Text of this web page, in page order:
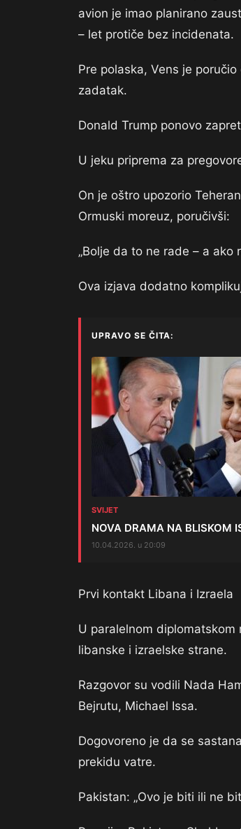
avion je imao planirano
– let protiče bez incidenata.
Pre polaska, Vens je
zadatak.
Donald Trump ponovo
U jeku priprema za
On je oštro upozorio
Ormuski moreuz, poručivši:
„Bolje da to ne rade – a ako
Ova izjava dodatno
UPRAVO SE ČITA:
SVIJET
NOVA DRAMA NA
10.04.2026. u 20:09
Prvi kontakt Libana i Izraela
U paralelnom
libanske i izraelske strane.
Razgovor su vodili Nada
Bejrutu, Michael Issa.
Dogovoreno je da se
prekidu vatre.
Pakistan: „Ovo je biti ili ne